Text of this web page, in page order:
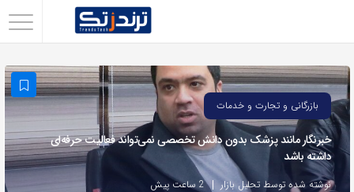
با
استفاده
از
روش‌های
زیر
بازرگانی و تجارت و خدمات
خبرنگار مانند پزشک بدون دانش تخصصی نمی‌تواند فعالیت حرفه‌ای
داشته باشد
نوشته شده توسط تحلیل بازار 2 ساعت پیش